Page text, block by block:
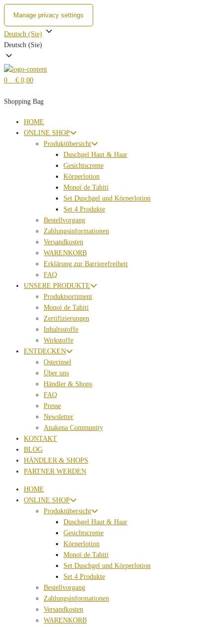
Manage privacy settings
Zum
Inhalt
springen
Deutsch (Sie)
Deutsch (Sie)
0 € 0,00
Shopping Bag
HOME
ONLINE SHOP
Produktübersicht
Duschgel Haut & Haar
Gesichtscreme
Körperlotion
Monoï de Tahiti
Set Duschgel und Körperlotion
Set 4 Produkte
Bestellvorgang
Zahlungsinformationen
Versandkosten
WARENKORB
Erklärung zur Barrierefreiheit
FAQ
UNSERE PRODUKTE
Produktsortiment
Monoï de Tahiti
Zertifizierungen
Inhaltsstoffe
Wirkstoffe
ENTDECKEN
Osterinsel
Über uns
Händler & Shops
FAQ
Presse
Newsletter
Anakena Community
KONTAKT
BLOG
HÄNDLER & SHOPS
PARTNER WERDEN
HOME
ONLINE SHOP
Produktübersicht
Duschgel Haut & Haar
Gesichtscreme
Körperlotion
Monoï de Tahiti
Set Duschgel und Körperlotion
Set 4 Produkte
Bestellvorgang
Zahlungsinformationen
Versandkosten
WARENKORB